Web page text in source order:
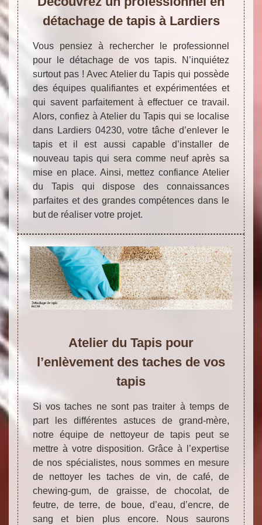
détachage de tapis à Lardiers
Vous pensiez à rechercher le professionnel
pour le détachage de vos tapis. N’inquiétez
surtout pas ! Avec Atelier du Tapis qui possède
des équipes qualifiantes et expérimentées et
qui savent parfaitement à effectuer ce travail.
Alors, confiez à Atelier du Tapis qui se localise
dans Lardiers 04230, votre tâche d’enlever le
tapis et il est aussi capable d’installer de
nouveau tapis qui sera comme neuf après sa
mise en place. Ainsi, mettez confiance Atelier
du Tapis qui dispose des connaissances
parfaites et des grandes compétences dans le
but de réaliser votre projet.
Atelier du Tapis pour
l’enlèvement des taches de vos
tapis
Si vos taches ne sont pas traiter à temps de
part les différentes astuces de grand-mère,
notre équipe de nettoyeur de tapis peut se
mettre à votre disposition. Grâce à l’expertise
de nos spécialistes, nous sommes en mesure
de nettoyer les taches de vin, de café, de
chewing-gum, de graisse, de chocolat, de
feutre, de terre, de boue, d’eau, d’encre, de
sang et bien plus encore. Nous saurons